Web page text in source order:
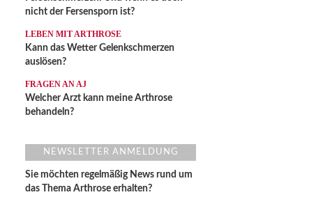
nicht der Fersensporn ist?
LEBEN MIT ARTHROSE
Kann das Wetter Gelenkschmerzen
auslösen?
FRAGEN AN AJ
Welcher Arzt kann meine Arthrose
behandeln?
NEWSLETTER ANMELDUNG
Sie möchten regelmäßig News rund um
das Thema Arthrose erhalten?